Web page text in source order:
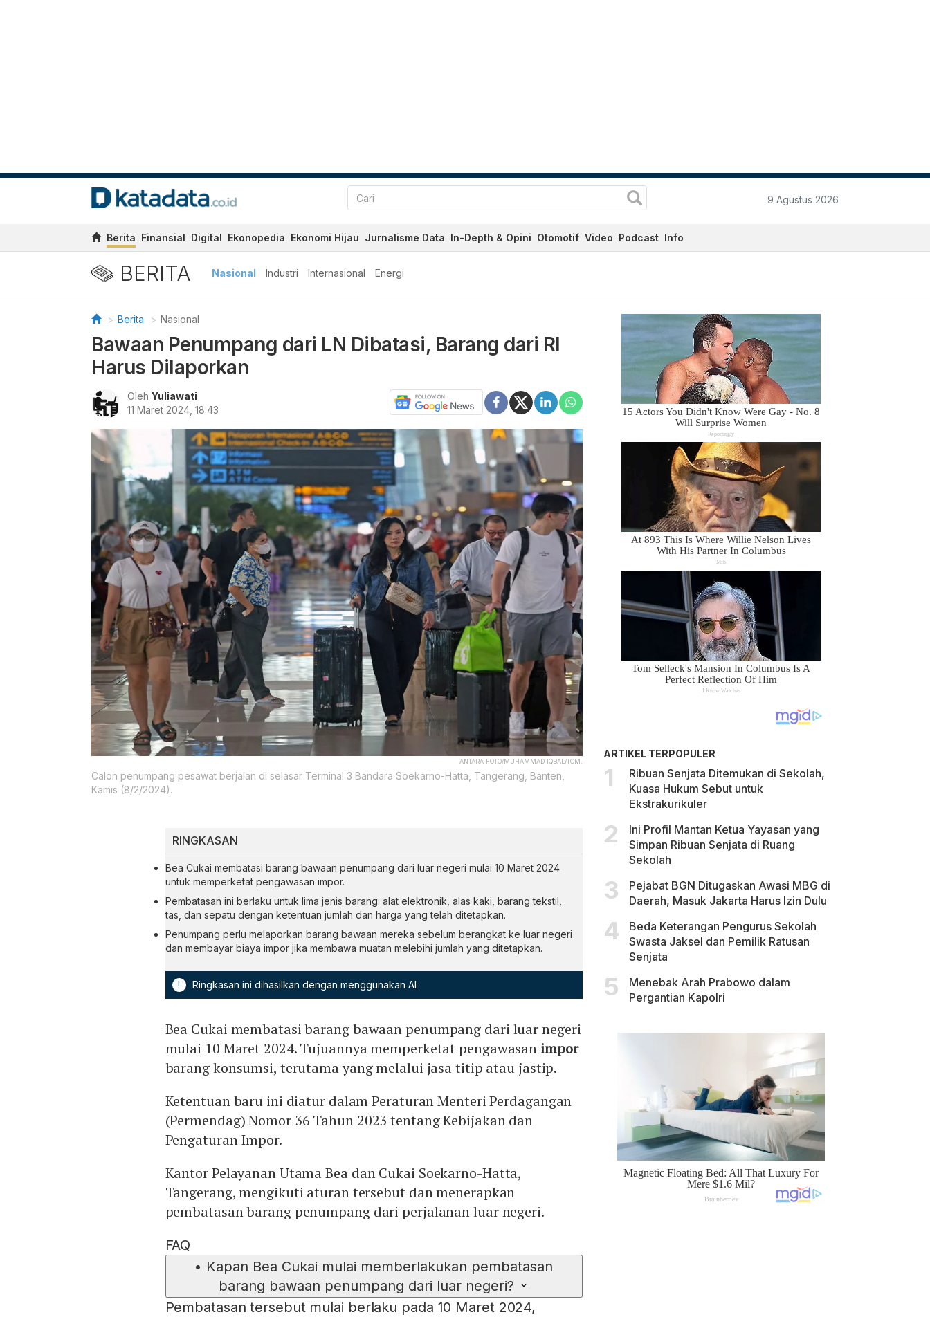
9 Agustus 2026
Berita Finansial Digital Ekonopedia Ekonomi Hijau Jurnalisme Data In-Depth & Opini Otomotif Video Podcast Info
BERITA Nasional Industri Internasional Energi
Berita Nasional
Bawaan Penumpang dari LN Dibatasi, Barang dari RI
Harus Dilaporkan
Oleh Yuliawati
11 Maret 2024, 18:43
ANTARA FOTO/MUHAMMAD IQBAL/TOM.
Calon penumpang pesawat berjalan di selasar Terminal 3 Bandara Soekarno-Hatta, Tangerang, Banten,
Kamis (8/2/2024).
RINGKASAN
Bea Cukai membatasi barang bawaan penumpang dari luar negeri mulai 10 Maret 2024
untuk memperketat pengawasan impor.
Pembatasan ini berlaku untuk lima jenis barang: alat elektronik, alas kaki, barang tekstil,
tas, dan sepatu dengan ketentuan jumlah dan harga yang telah ditetapkan.
Penumpang perlu melaporkan barang bawaan mereka sebelum berangkat ke luar negeri
dan membayar biaya impor jika membawa muatan melebihi jumlah yang ditetapkan.
! Ringkasan ini dihasilkan dengan menggunakan AI
Bea Cukai membatasi barang bawaan penumpang dari luar negeri
mulai 10 Maret 2024. Tujuannya memperketat pengawasan impor
barang konsumsi, terutama yang melalui jasa titip atau jastip.
Ketentuan baru ini diatur dalam Peraturan Menteri Perdagangan
(Permendag) Nomor 36 Tahun 2023 tentang Kebijakan dan
Pengaturan Impor.
Kantor Pelayanan Utama Bea dan Cukai Soekarno-Hatta,
Tangerang, mengikuti aturan tersebut dan menerapkan
pembatasan barang penumpang dari perjalanan luar negeri.
FAQ
• Kapan Bea Cukai mulai memberlakukan pembatasan
barang bawaan penumpang dari luar negeri?
Pembatasan tersebut mulai berlaku pada 10 Maret 2024,
ARTIKEL TERPOPULER
Ribuan Senjata Ditemukan di Sekolah,
Kuasa Hukum Sebut untuk
Ekstrakurikuler
Ini Profil Mantan Ketua Yayasan yang
Simpan Ribuan Senjata di Ruang
Sekolah
Pejabat BGN Ditugaskan Awasi MBG di
Daerah, Masuk Jakarta Harus Izin Dulu
Beda Keterangan Pengurus Sekolah
Swasta Jaksel dan Pemilik Ratusan
Senjata
Menebak Arah Prabowo dalam
Pergantian Kapolri